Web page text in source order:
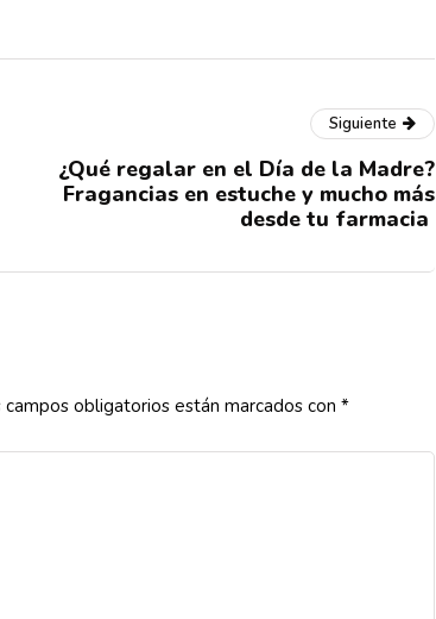
Siguiente
¿Qué regalar en el Día de la Madre?
Fragancias en estuche y mucho más
desde tu farmacia
campos obligatorios están marcados con *